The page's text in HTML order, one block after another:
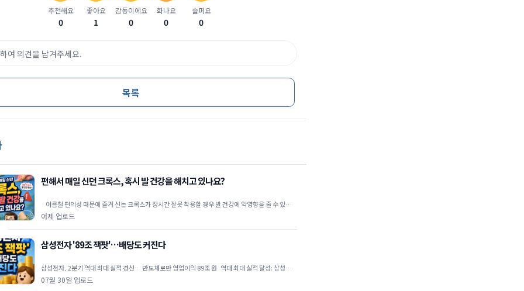
추천해요
0
좋아요
1
감동이에요
0
화나요
0
슬퍼요
0
여 의견을 남겨주세요.
목록
편해서 매일 신던 크록스, 혹시 발 건강을 해치고 있나요?
족부 전문가
어제 업로드
삼성전자 '89조 잭팟'…배당도 커진다
삼성전자, 2분기 역대 최대 실적 경신… 반도체로만 영업이익 89조 원 역대 최대 실적 달성: 삼성전자
는 2026년 2
07월 30일 업로드